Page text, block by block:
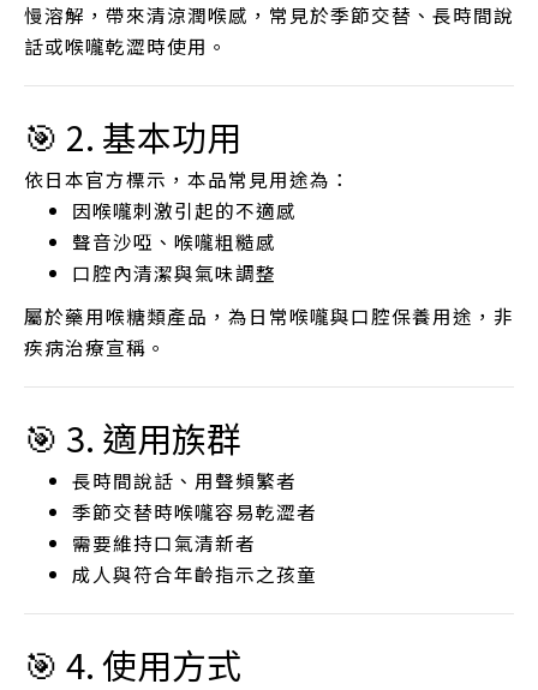
慢溶解，帶來清涼潤喉感，常見於季節交替、長時間說
話或喉嚨乾澀時使用。
🎯 2. 基本功用
依日本官方標示，本品常見用途為：
因喉嚨刺激引起的不適感
聲音沙啞、喉嚨粗糙感
口腔內清潔與氣味調整
屬於藥用喉糖類產品，為日常喉嚨與口腔保養用途，非
疾病治療宣稱。
🎯 3. 適用族群
長時間說話、用聲頻繁者
季節交替時喉嚨容易乾澀者
需要維持口氣清新者
成人與符合年齡指示之孩童
🎯 4. 使用方式